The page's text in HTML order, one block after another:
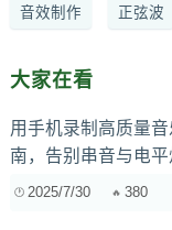
音效制作 正弦波
大家在看
用手机录制高质量
南，告别串音与电平
2025/7/30 380